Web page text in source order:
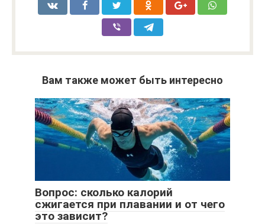
Вам также может быть интересно
Вопрос: сколько калорий
сжигается при плавании и от чего
это зависит?